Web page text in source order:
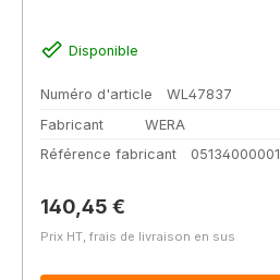
Disponible
Numéro d'article
WL47837
Fabricant
WERA
Référence fabricant
05134000001
Prix régulier :
140,45 €
Prix HT, frais de livraison en sus